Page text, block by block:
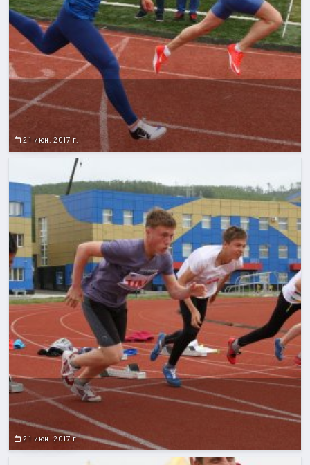
21 июн. 2017 г.
21 июн. 2017 г.